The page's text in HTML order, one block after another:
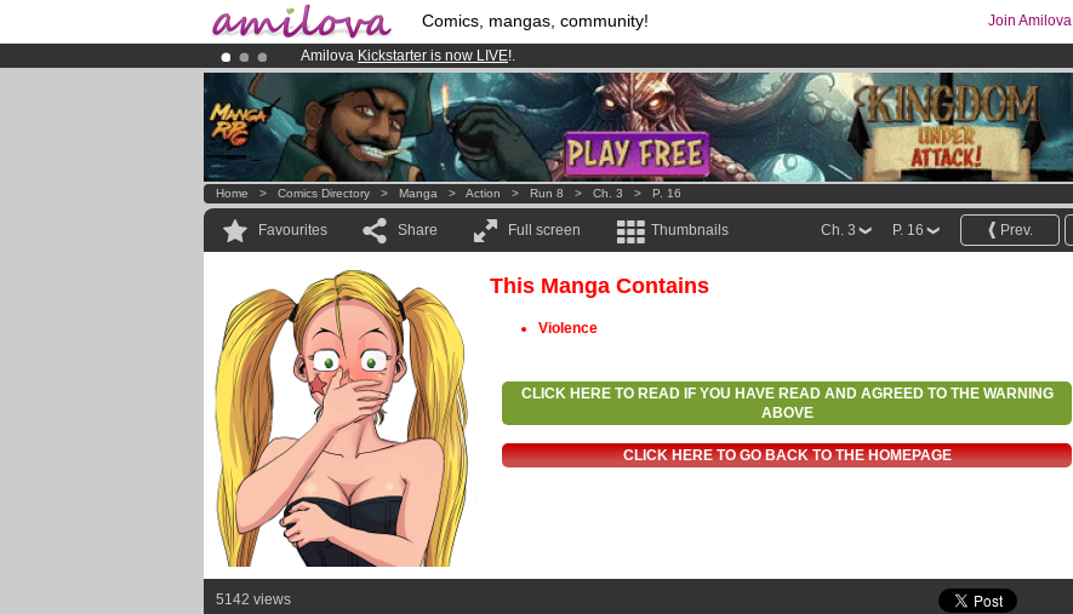
Comics, mangas, community! Join Amilova
Amilova Kickstarter is now LIVE!.
Already 100000membersand 1000comics & mangas!.
Premium membership from3.95 euros per month !Get membership now
Home > Comics Directory > Manga > Action > Run 8 > Ch. 3 > P. 16
Favourites Share Full screen Thumbnails Prev.
P. 16
Ch. 3
This Manga Contains
Violence
CLICK HERE TO READ IF YOU HAVE READ AND AGREED TO THE WARNING
ABOVE
CLICK HERE TO GO BACK TO THE HOMEPAGE
5142 views